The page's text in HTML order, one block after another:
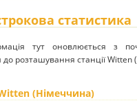
статистика
тут оновлюється з
до розташування станції
(Німеччина)